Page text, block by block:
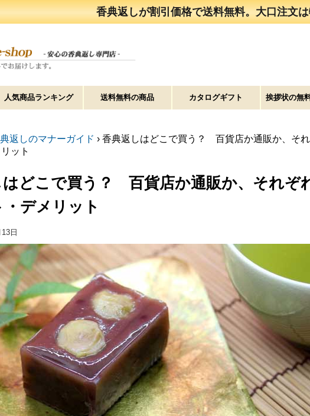
香典返しが割引価格で送料無料。大口注文は
人気商品ランキング 送料無料の商品 カタログギフト 挨拶状の無
返しのマナーガイド › 香典返しはどこで買う？ 百貨店か通販か、そ
ット
はどこで買う？ 百貨店か通販か、それぞ
デメリット
日